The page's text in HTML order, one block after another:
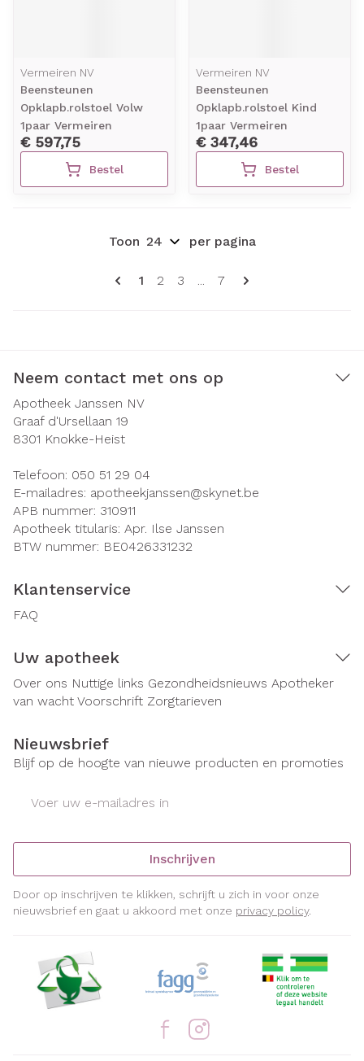
Vermeiren NV
Beensteunen
Opklapb.rolstoel Volw
1paar Vermeiren
€ 597,75
Bestel
Vermeiren NV
Beensteunen
Opklapb.rolstoel Kind
1paar Vermeiren
€ 347,46
Bestel
Pagina's
U lees momenteel pagina
1 Pagina
2 Pagina
3 ... Pagina
7
Toon per pagina
Neem contact met ons op
Apotheek Janssen NV
Graaf d'Ursellaan 19
8301 Knokke-Heist
Telefoon: 050 51 29 04
E-mailadres: apotheekjanssen@skynet.be
APB nummer: 310911
Apotheek titularis: Apr. Ilse Janssen
BTW nummer: BE0426331232
Klantenservice
FAQ
Uw apotheek
Over ons Nuttige links Gezondheidsnieuws Apotheker
van wacht Voorschrift Zorgtarieven
Nieuwsbrief
Blijf op de hoogte van nieuwe producten en promoties
Inschrijven
Door op inschrijven te klikken, schrijft u zich in voor onze
nieuwsbrief en gaat u akkoord met onze privacy policy.